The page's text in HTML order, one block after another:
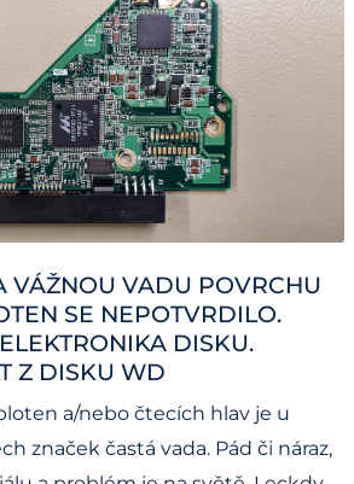
VÁŽNOU VADU POVRCHU
SE NEPOTVRDILO.
DISKU.
Z DISKU WD
a/nebo čtecích hlav je u
značek častá vada. Pád či náraz,